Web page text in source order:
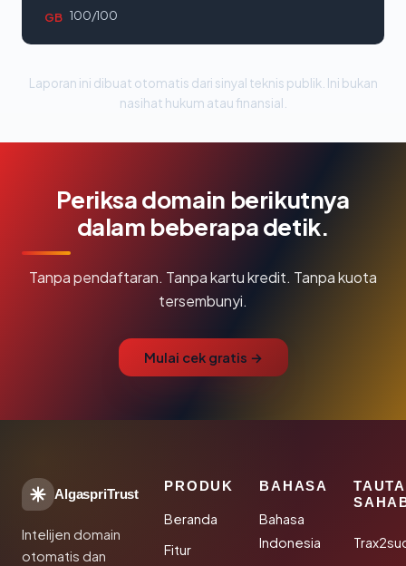
GB 100/100
Laporan ini dibuat otomatis dari sinyal teknis publik. Ini bukan
nasihat hukum atau finansial.
Periksa domain berikutnya
dalam beberapa detik.
Tanpa pendaftaran. Tanpa kartu kredit. Tanpa kuota
tersembunyi.
Mulai cek gratis →
AlgaspriTrust
Intelijen domain
otomatis dan
PRODUK
Beranda
Fitur
BAHASA
Bahasa
Indonesia